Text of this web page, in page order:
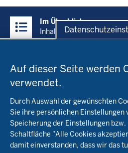
Auf dieser Seite werden
verwendet.
Durch Auswahl der gewünschten
Sie ihre persönlichen Einstellungen
Speicherung der Einstellungen
Schaltfläche "Alle Cookies
damit einverstanden, dass wir das
Inhalte
Im Überblick
Inhalt
in
der
Fachinfo
Öko-Modellregionen NRW
Pflanzenbau
Tierhaltung
Markt
Beratung
Landwirtschaftskammer NRW
Versuche